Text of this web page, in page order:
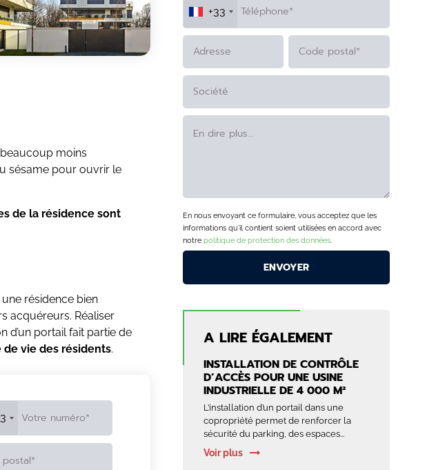
moins
sésame pour ouvrir le
de la résidence sont
résidence bien
acquéreurs. Réaliser
d’un portail fait partie de
vie des résidents.
+33
En nous envoyant ce formulaire, vous acceptez que les
informations qu'il contient soient utilisées en accord avec
notre politique de protection des données.
ALTERNATIVE:
A LIRE ÉGALEMENT
INSTALLATION DE CONTRÔLE
D’ACCÈS POUR UNE USINE
INDUSTRIELLE DE 4 000 M²
L’installation d’un portail dans une
copropriété permet de renforcer la
sécurité du parking, des espaces...
Voir plus